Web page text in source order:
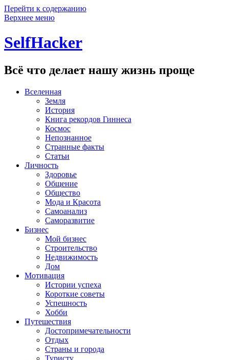
Перейти к содержанию
Верхнее меню
SelfHacker
Всё что делает нашу жизнь проще
Вселенная
Земля
История
Книга рекордов Гиннеса
Космос
Непознанное
Странные факты
Статьи
Личность
Здоровье
Общение
Общество
Мода и Красота
Самоанализ
Саморазвитие
Бизнес
Мой бизнес
Строительство
Недвижимость
Дом
Мотивация
Истории успеха
Короткие советы
Успешность
Хобби
Путешествия
Достопримечательности
Отдых
Страны и города
Туристу